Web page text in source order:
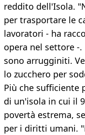
reddito dell'Isola.
per trasportare le
lavoratori - ha
opera nel settore -
sono arrugginiti.
lo zucchero per
Più che sufficiente
di un'isola in cui il
povertà estrema,
per i diritti umani.